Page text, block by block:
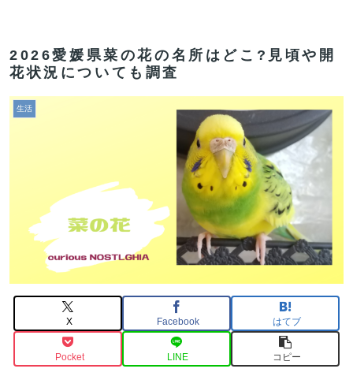
2026愛媛県菜の花の名所はどこ?見頃や開
花状況についても調査
生活
X Facebook はてブ
Pocket LINE コピー